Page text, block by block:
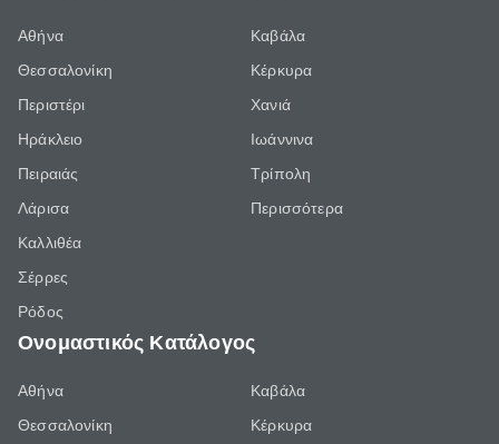
Αθήνα
Θεσσαλονίκη
Περιστέρι
Ηράκλειο
Πειραιάς
Λάρισα
Καλλιθέα
Σέρρες
Ρόδος
Καβάλα
Κέρκυρα
Χανιά
Ιωάννινα
Τρίπολη
Περισσότερα
Ονομαστικός Κατάλογος
Αθήνα
Θεσσαλονίκη
Καβάλα
Κέρκυρα